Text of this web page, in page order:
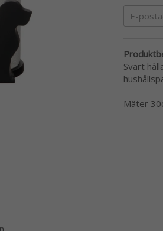
Svart
Mäter